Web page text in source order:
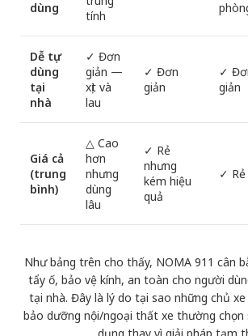
dùng
tính
Dễ tự
dùng
tại
nhà
✓ Đơn
giản —
xịt và
lau
✓ Đơn
giản
✓
giản
Giá cả
(trung
bình)
△ Cao
hơn
nhưng
dùng
lâu
✓ Rẻ
nhưng
kém hiệu
quả
✓ Rẻ
Như bảng trên cho thấy, NOMA 911 cân
tẩy ố, bảo vệ kính, an toàn cho người
tại nhà. Đây là lý do tại sao những chủ
bảo dưỡng nội/ngoại thất xe thường chọn